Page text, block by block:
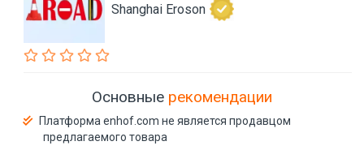
Shanghai Eroson
Основные рекомендации
Платформа enhof.com не является продавцом
предлагаемого товара